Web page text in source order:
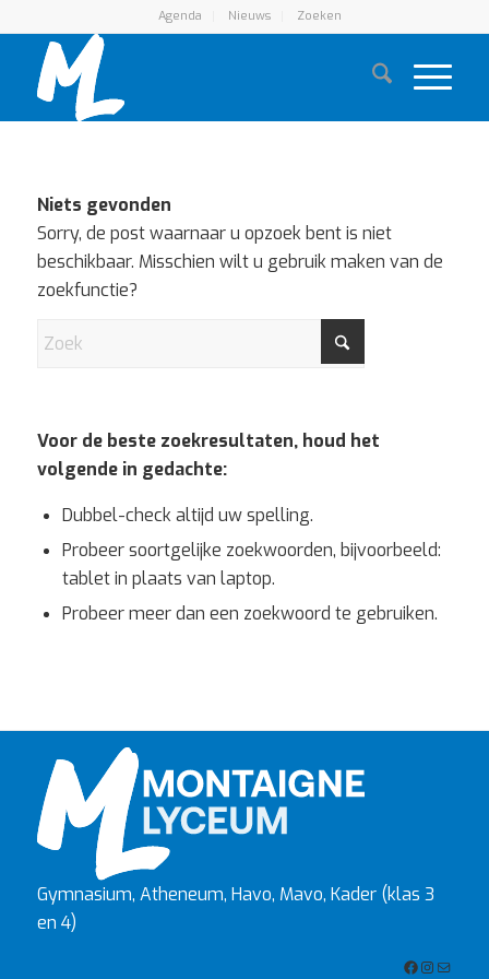
Agenda Nieuws Zoeken
Niets gevonden
Sorry, de post waarnaar u opzoek bent is niet
beschikbaar. Misschien wilt u gebruik maken van de
zoekfunctie?
Voor de beste zoekresultaten, houd het
volgende in gedachte:
Dubbel-check altijd uw spelling.
Probeer soortgelijke zoekwoorden, bijvoorbeeld:
tablet in plaats van laptop.
Probeer meer dan een zoekwoord te gebruiken.
Gymnasium, Atheneum, Havo, Mavo, Kader (klas 3
en 4)
Facebook
E-mail